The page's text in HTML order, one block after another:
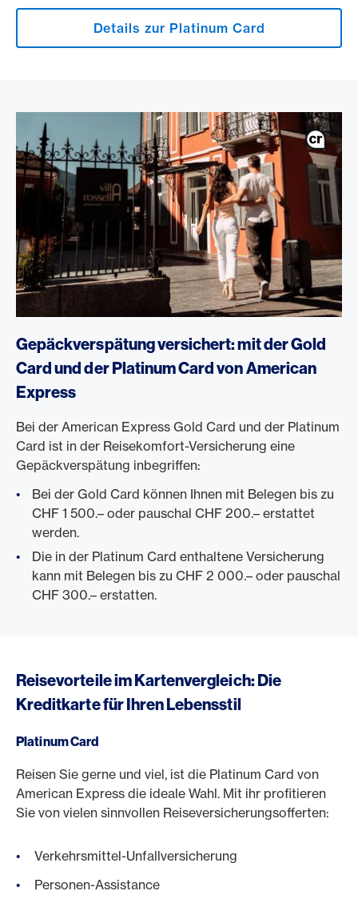
Details zur Platinum Card
Gepäckverspätung versichert: mit der Gold
Card und der Platinum Card von American
Express
Bei der American Express Gold Card und der Platinum
Card ist in der Reisekomfort-Versicherung eine
Gepäckverspätung inbegriffen:
Bei der Gold Card können Ihnen mit Belegen bis zu
CHF 1 500.– oder pauschal CHF 200.– erstattet
werden.
Die in der Platinum Card enthaltene Versicherung
kann mit Belegen bis zu CHF 2 000.– oder pauschal
CHF 300.– erstatten.
Reisevorteile im Kartenvergleich: Die
Kreditkarte für Ihren Lebensstil
Platinum Card
Reisen Sie gerne und viel, ist die Platinum Card von
American Express die ideale Wahl. Mit ihr profitieren
Sie von vielen sinnvollen Reiseversicherungsofferten:
Verkehrsmittel-Unfallversicherung
Personen-Assistance